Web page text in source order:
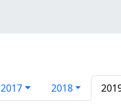
2017 2018